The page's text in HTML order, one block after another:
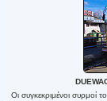
Οι συγκεκριμένοι συρμοί